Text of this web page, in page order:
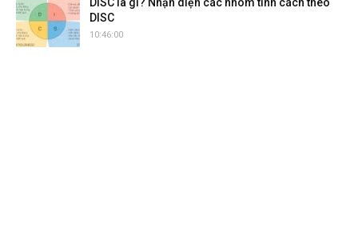
DISC
10:46:00